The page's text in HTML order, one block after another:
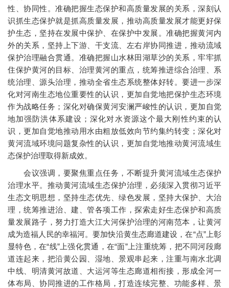
性、协同性。准确把握生态保护和高质量发展的关系，深刻认
识抓生态保护就是抓高质量发展，推动高质量发展才能更好保
护生态，坚持在发展中保护、在保护中发展。准确把握黄河内
外的关系，坚持上下游、干支流、左右岸协同推进，推动流域
保护治理融合贯通。准确把握山水林田湖草沙的关系，牢牢抓
住保护黄河的目标、治理黄河的重点，统筹推进综合治理、系
统治理、源头治理，推动全省生态系统整体好转。要进一步深
化对河南生态地位重要性的认识，更加自觉地把保护生态环境
作为战略任务；深化对确保黄河安澜严峻性的认识，更加自觉
地加强防洪体系建设；深化对水资源这个最大刚性约束的认
识，更加自觉地推动用水由粗放低效向节约集约转变；深化对
黄河流域环境问题复杂性的认识，更加自觉地推动黄河流域生
态保护治理取得新成效。
会议强调，要聚焦重点任务，不断提升黄河流域生态保护
治理水平。推动黄河流域生态保护治理，必须深入贯彻习近平
生态文明思想，坚持生态优先、绿色发展，坚持大保护、大治
理，统筹推进治、建、管各项工作，探索走好生态保护和高质
量发展路子，努力打造大江大河保护治理的河南范本，让黄河
成为造福人民的幸福河。要加快沿黄生态廊道建设，在“点”上彰
显特色，在“线”上强化贯通，在“面”上注重统筹，把不同河段廊
道连起来，把沿黄公园、湿地、景观串起来，注重与南水北调
中线、明清黄河故道、大运河等生态廊道相衔接，形成全河一
体布局、协同推进的工作格局，打造连续完整、功能多样、景